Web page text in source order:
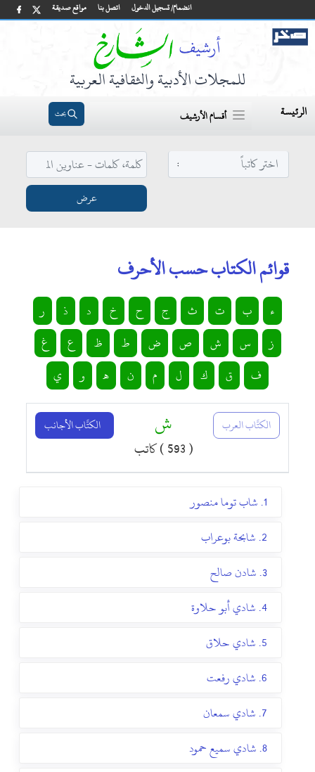
مواقع صديقة اتصل بنا انضمام/ تسجيل الدخول
للمجلات الأدبية والثقافية العربية
الرئيسة أقسام الأرشيف بحث
قوائم الكتاب حسب الأحرف
ء ب ت ث ج ح خ د ذ
ر
ز
س ش ص ض ط ظ ع
غ
ف
ق ك ل م ن هـ و ي
الكتَّاب العرب ش
( 593 ) كاتب
الكتَّاب الأجانب
1. شاب توما منصور
2. شابحة بوعراب
3. شادن صالح
4. شادي أبو حلاوة
5. شادي حلاق
6. شادي رفعت
7. شادي سمعان
8. شادي سميع حمود